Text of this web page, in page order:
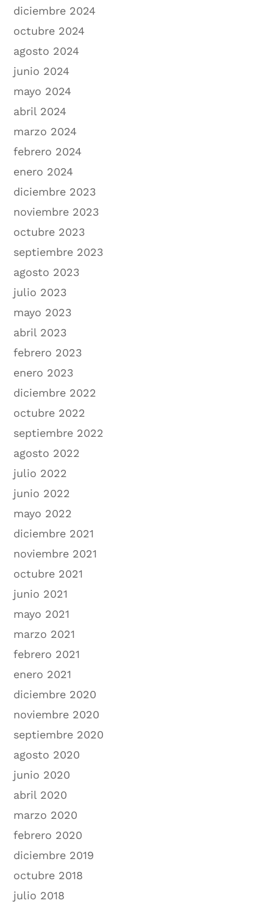
diciembre 2024
octubre 2024
agosto 2024
junio 2024
mayo 2024
abril 2024
marzo 2024
febrero 2024
enero 2024
diciembre 2023
noviembre 2023
octubre 2023
septiembre 2023
agosto 2023
julio 2023
mayo 2023
abril 2023
febrero 2023
enero 2023
diciembre 2022
octubre 2022
septiembre 2022
agosto 2022
julio 2022
junio 2022
mayo 2022
diciembre 2021
noviembre 2021
octubre 2021
junio 2021
mayo 2021
marzo 2021
febrero 2021
enero 2021
diciembre 2020
noviembre 2020
septiembre 2020
agosto 2020
junio 2020
abril 2020
marzo 2020
febrero 2020
diciembre 2019
octubre 2018
julio 2018